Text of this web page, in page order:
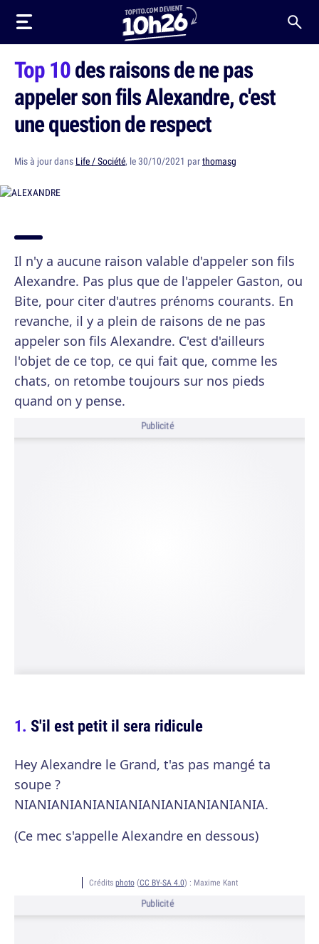
Top 10des raisons de ne pas
appeler son fils Alexandre, c'est
une question de respect
Mis à jour dans Life / Société, le 30/10/2021 parthomasg
Il n'y a aucune raison valable d'appeler son fils
Alexandre. Pas plus que de l'appeler Gaston, ou
Bite, pour citer d'autres prénoms courants. En
revanche, il y a plein de raisons de ne pas
appeler son fils Alexandre. C'est d'ailleurs
l'objet de ce top, ce qui fait que, comme les
chats, on retombe toujours sur nos pieds
quand on y pense.
Publicité
S'il est petit il sera ridicule
Hey Alexandre le Grand, t'as pas mangé ta
soupe ?
NIANIANIANIANIANIANIANIANIANIANIA.
(Ce mec s'appelle Alexandre en dessous)
Crédits photo(CC BY-SA 4.0) : Maxime Kant
Publicité